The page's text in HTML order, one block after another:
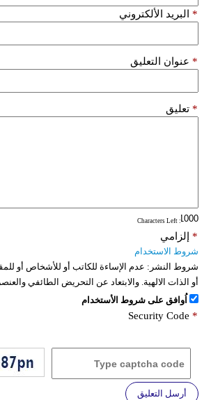
البريد الألكتروني *
عنوان التعليق *
تعليق *
: Characters Left
إلزامي *
شروط الاستخدام
شروط النشر: عدم الإساءة للكاتب أو للأشخاص أو
أو الذات الالهية. والابتعاد عن التحريض الطائفي
اُوافق على شروط الأستخدام
Security Code *
أرسل التعليق